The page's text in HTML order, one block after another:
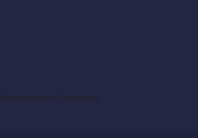
Subscribe to Comments